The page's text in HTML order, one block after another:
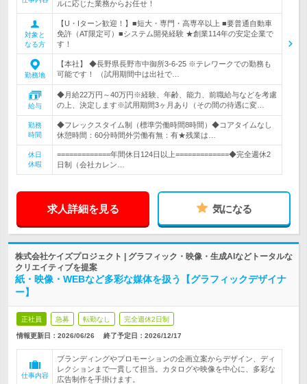
ルに応じた業務からお任せ！
対象と
なる方
【U・Iターン歓迎！】■短大・専門・高専卒以上 ■要普通自動車
免許（AT限定可）■システム開発経験 ★創業114年の安定企業で
す！
勤務地
【本社】 ◆長野県長野市中御所3-6-25 ※テレワークでの勤務も
可能です！ （試用期間中は出社で…
給与
◆月給22万円～40万円※経験、年齢、能力、前職給与などを考慮
の上、決定します※試用期間3ヶ月あり（その間の待遇に変…
勤務
時間
◆フレックスタイム制（標準労働時間8時間）◆コアタイムなし
休憩時間：60分時間外労働有無：有★残業は…
休日
休暇
=============年間休日124日以上=============◆完全週休2
日制（会社カレン…
求人詳細を見る 気になる
株式会社ケイズプロジェクト | グラフィック・映像・生成AIなどトータルな
クリエイティブを提案
紙・映像・WEBなど多彩な媒体を扱う【グラフィックデザイナ
ー】
正社員 急募 転勤なし 完全週休2日制
情報更新日：2026/06/26 終了予定日： 2026/12/17
仕事内容
ブランディングやプロモーションの企画立案からデザイン、ディ
レクションまで一貫して担当。カタログや映像を中心に、多彩な
広告制作を手掛けます。